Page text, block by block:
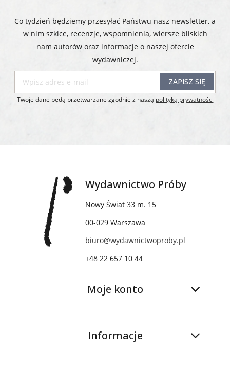
Co tydzień będziemy przesyłać Państwu nasz newsletter, a
w nim szkice, recenzje, wspomnienia, wiersze bliskich
nam autorów oraz informacje o naszej ofercie
wydawniczej.​​​​​​​
ZAPISZ SIĘ
Twoje dane będą przetwarzane zgodnie z naszą polityką prywatności
Wydawnictwo Próby
Nowy Świat 33 m. 15
00-029 Warszawa
biuro@wydawnictwoproby.pl
+48 22 657 10 44
Moje konto
Informacje